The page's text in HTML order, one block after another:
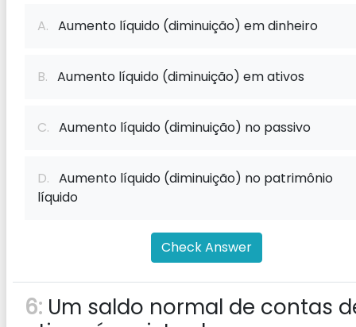
A. Aumento líquido (diminuição) em dinheiro
B. Aumento líquido (diminuição) em ativos
C. Aumento líquido (diminuição) no passivo
D. Aumento líquido (diminuição) no patrimônio
líquido
Check Answer
6: Um saldo normal de contas